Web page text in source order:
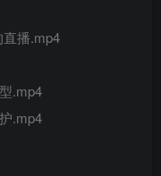
直播.mp4
.mp4
.mp4